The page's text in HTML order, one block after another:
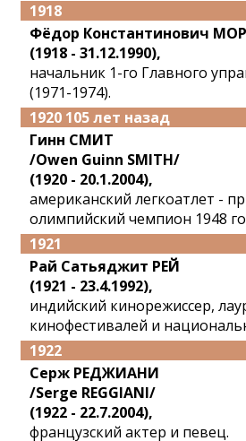
1918
Фёдор Константинович
(1918 - 31.12.1990),
начальник 1-го Главного
(1971-1974).
1920 105 лет назад
Гинн СМИТ
/Owen Guinn SMITH/
(1920 - 20.1.2004),
американский легкоатлет -
олимпийский чемпион 1948
1921
Рай Сатьяджит РЕЙ
(1921 - 23.4.1992),
индийский кинорежиссер,
кинофестивалей и
1922
Серж РЕДЖИАНИ
/Serge REGGIANI/
(1922 - 22.7.2004),
французский актер и певец.